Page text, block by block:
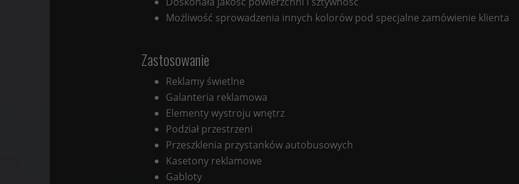
Możliwość sprowadzenia innych kolorów pod specjalne zamówienie klienta
Zastosowanie
Reklamy świetlne
Galanteria reklamowa
Elementy wystroju wnętrz
Podział przestrzeni
Przeszklenia przystanków autobusowych
Kasetony reklamowe
Gabloty